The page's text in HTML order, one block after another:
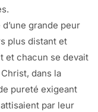
grande peur
plus distant et
et chacun se devait
dans la
pureté exigeant
par leur